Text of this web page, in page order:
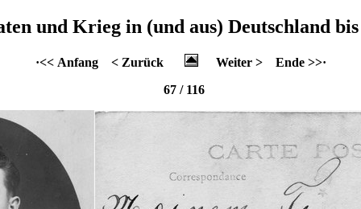
und Krieg in (und aus) Deutschland bis
·<< Anfang < Zurück Weiter >
Ende >>·
67 / 116